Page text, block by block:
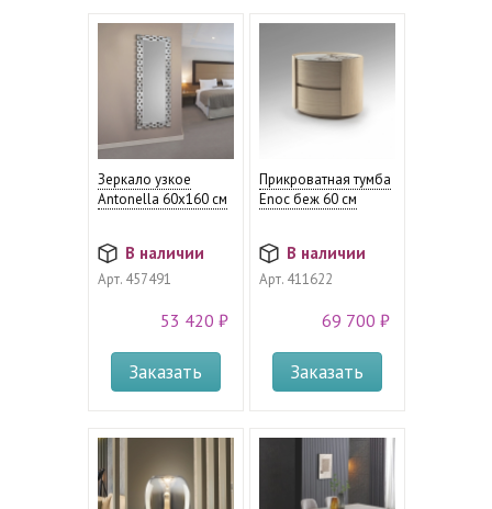
Зеркало узкое
Antonella 60х160 см
В наличии
Арт.457491
53 420 ₽
Заказать
Прикроватная тумба
Enoc беж 60 см
В наличии
Арт.411622
69 700 ₽
Заказать